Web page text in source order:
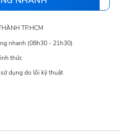
TP.HCM
nhanh (08h30 - 21h30)
thức
dụng do lỗi kỹ thuật